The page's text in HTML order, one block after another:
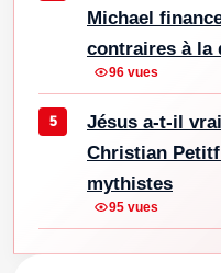
Michael
contraires à la
96 vues
Jésus a-t-il
Christian
mythistes
95 vues